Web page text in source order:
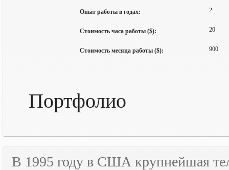
Опыт работы в годах: 2
Стоимость часа работы ($): 20
Стоимость месяца работы ($): 900
Портфолио
В 1995 году в США крупнейшая